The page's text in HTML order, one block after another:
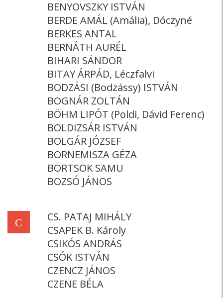
BENYOVSZKY ISTVÁN
BERDE AMÁL (Amália), Dóczyné
BERKES ANTAL
BERNÁTH AURÉL
BIHARI SÁNDOR
BITAY ÁRPÁD, Léczfalvi
BODZÁSI (Bodzássy) ISTVÁN
BOGNÁR ZOLTÁN
BÖHM LIPÓT (Poldi, Dávid Ferenc)
BOLDIZSÁR ISTVÁN
BOLGÁR JÓZSEF
BORNEMISZA GÉZA
BÖRTSÖK SAMU
BOZSÓ JÁNOS
C
CS. PATAJ MIHÁLY
CSAPEK B. Károly
CSIKÓS ANDRÁS
CSÓK ISTVÁN
CZENCZ JÁNOS
CZENE BÉLA